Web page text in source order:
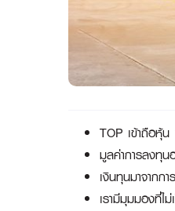
TOP เข้าถือหุ้
มูลค่าการลงทุ
เงินทุนมาจาก
เรามีมุมมองที่ไ